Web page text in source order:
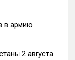
в армию
2 августа